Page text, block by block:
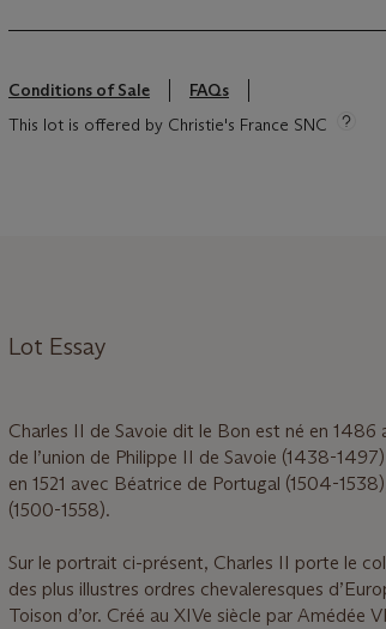
Conditions of Sale
FAQs
This lot is offered by Christie's France SNC
Lot Essay
Charles II de Savoie dit le Bon est né en
de l’union de Philippe II de Savoie (1438-
en 1521 avec Béatrice de Portugal (1504-
(1500-1558).
Sur le portrait ci-présent, Charles II porte le
des plus illustres ordres chevaleresques
Toison d’or. Créé au XIVe siècle par Amédée